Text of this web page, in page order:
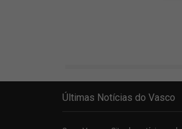
Últimas Notícias do Vasco